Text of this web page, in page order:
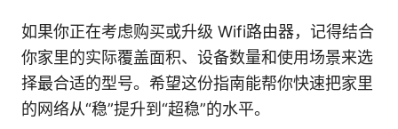
如果你正在考虑购买或升级 Wifi路由器，记得结合
你家里的实际覆盖面积、设备数量和使用场景来选
择最合适的型号。希望这份指南能帮你快速把家里
的网络从“稳”提升到“超稳”的水平。